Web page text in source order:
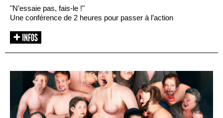
"N’essaie pas, fais-le !"
Une conférence de 2 heures pour passer à l’action